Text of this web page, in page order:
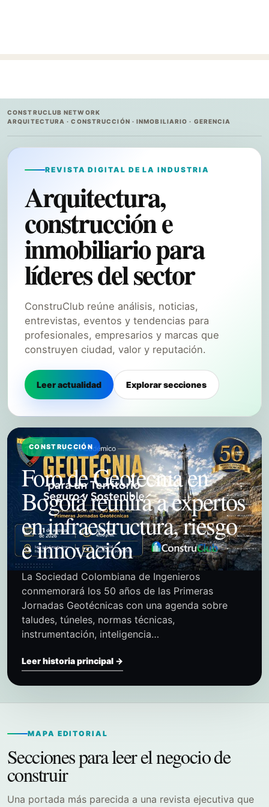
CONSTRUCLUB NETWORK
ARQUITECTURA · CONSTRUCCIÓN · INMOBILIARIO · GERENCIA
REVISTA DIGITAL DE LA INDUSTRIA
Arquitectura,
construcción e
inmobiliario para
líderes del sector
ConstruClub reúne análisis, noticias,
entrevistas, eventos y tendencias para
profesionales, empresarios y marcas que
construyen ciudad, valor y reputación.
Leer actualidad Explorar secciones
CONSTRUCCIÓN
Foro de Geotecnia en
Bogotá reunirá a expertos
en infraestructura, riesgo
e innovación
La Sociedad Colombiana de Ingenieros
conmemorará los 50 años de las Primeras
Jornadas Geotécnicas con una agenda sobre
taludes, túneles, normas técnicas,
instrumentación, inteligencia…
Leer historia principal →
MAPA EDITORIAL
Secciones para leer el negocio de
construir
Una portada más parecida a una revista ejecutiva que